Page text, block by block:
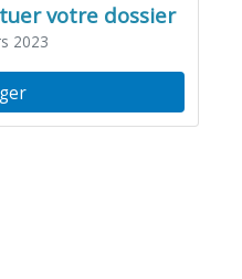
votre dossier
2023